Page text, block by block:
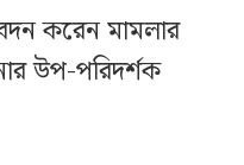
করেন মামলার
উপ-পরিদর্শক